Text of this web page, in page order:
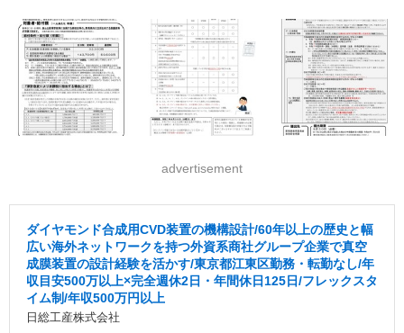
advertisement
ダイヤモンド合成用CVD装置の機構設計/60年以上の歴史と幅
広い海外ネットワークを持つ外資系商社グループ企業で真空
成膜装置の設計経験を活かす/東京都江東区勤務・転勤なし/年
収目安500万以上×完全週休2日・年間休日125日/フレックスタ
イム制/年収500万円以上
日総工産株式会社